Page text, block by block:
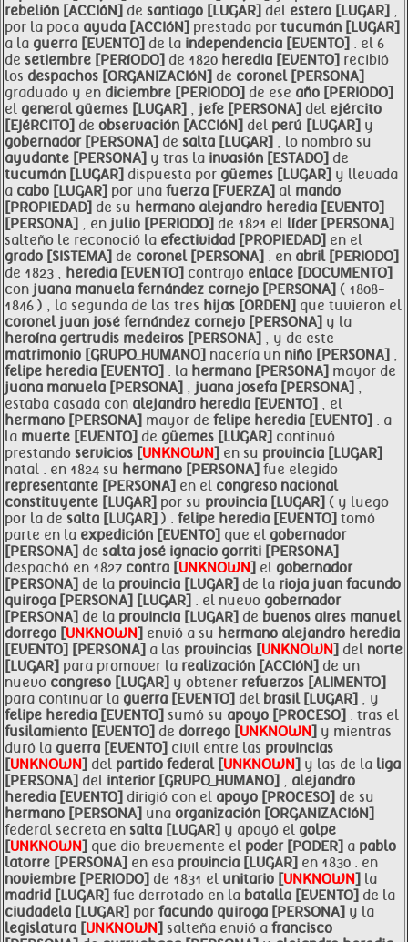
rebelión [ACCIóN] de santiago [LUGAR] del estero [LUGAR] ,
por la poca ayuda [ACCIóN] prestada por tucumán [LUGAR]
a la guerra [EVENTO] de la independencia [EVENTO] . el 6
de setiembre [PERíODO] de 1820 heredia [EVENTO] recibió
los despachos [ORGANIZACIóN] de coronel [PERSONA]
graduado y en diciembre [PERIODO] de ese año [PERIODO]
el general güemes [LUGAR] , jefe [PERSONA] del ejército
[EJéRCITO] de observación [ACCIóN] del perú [LUGAR] y
gobernador [PERSONA] de salta [LUGAR] , lo nombró su
ayudante [PERSONA] y tras la invasión [ESTADO] de
tucumán [LUGAR] dispuesta por güemes [LUGAR] y llevada
a cabo [LUGAR] por una fuerza [FUERZA] al mando
[PROPIEDAD] de su hermano alejandro heredia [EVENTO]
[PERSONA] , en julio [PERIODO] de 1821 el líder [PERSONA]
salteño le reconoció la efectividad [PROPIEDAD] en el
grado [SISTEMA] de coronel [PERSONA] . en abril [PERIODO]
de 1823 , heredia [EVENTO] contrajo enlace [DOCUMENTO]
con juana manuela fernández cornejo [PERSONA] ( 1808-
1846 ) , la segunda de las tres hijas [ORDEN] que tuvieron el
coronel juan josé fernández cornejo [PERSONA] y la
heroína gertrudis medeiros [PERSONA] , y de este
matrimonio [GRUPO_HUMANO] nacería un niño [PERSONA] ,
felipe heredia [EVENTO] . la hermana [PERSONA] mayor de
juana manuela [PERSONA] , juana josefa [PERSONA] ,
estaba casada con alejandro heredia [EVENTO] , el
hermano [PERSONA] mayor de felipe heredia [EVENTO] . a
la muerte [EVENTO] de güemes [LUGAR] continuó
prestando servicios [UNKNOWN] en su provincia [LUGAR]
natal . en 1824 su hermano [PERSONA] fue elegido
representante [PERSONA] en el congreso nacional
constituyente [LUGAR] por su provincia [LUGAR] ( y luego
por la de salta [LUGAR] ) . felipe heredia [EVENTO] tomó
parte en la expedición [EVENTO] que el gobernador
[PERSONA] de salta josé ignacio gorriti [PERSONA]
despachó en 1827 contra [UNKNOWN] el gobernador
[PERSONA] de la provincia [LUGAR] de la rioja juan facundo
quiroga [PERSONA] [LUGAR] . el nuevo gobernador
[PERSONA] de la provincia [LUGAR] de buenos aires manuel
dorrego [UNKNOWN] envió a su hermano alejandro heredia
[EVENTO] [PERSONA] a las provincias [UNKNOWN] del norte
[LUGAR] para promover la realización [ACCIóN] de un
nuevo congreso [LUGAR] y obtener refuerzos [ALIMENTO]
para continuar la guerra [EVENTO] del brasil [LUGAR] , y
felipe heredia [EVENTO] sumó su apoyo [PROCESO] . tras el
fusilamiento [EVENTO] de dorrego [UNKNOWN] y mientras
duró la guerra [EVENTO] civil entre las provincias
[UNKNOWN] del partido federal [UNKNOWN] y las de la liga
[PERSONA] del interior [GRUPO_HUMANO] , alejandro
heredia [EVENTO] dirigió con el apoyo [PROCESO] de su
hermano [PERSONA] una organización [ORGANIZACIóN]
federal secreta en salta [LUGAR] y apoyó el golpe
[UNKNOWN] que dio brevemente el poder [PODER] a pablo
latorre [PERSONA] en esa provincia [LUGAR] en 1830 . en
noviembre [PERIODO] de 1831 el unitario [UNKNOWN] la
madrid [LUGAR] fue derrotado en la batalla [EVENTO] de la
ciudadela [LUGAR] por facundo quiroga [PERSONA] y la
legislatura [UNKNOWN] salteña envió a francisco